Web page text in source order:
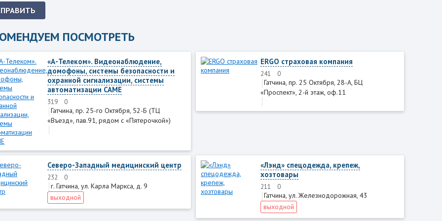
ПОСМОТРЕТЬ
«А-Телеком». Видеонаблюдение,
домофоны, системы безопасности и
охранной сигнализации, системы
автоматизации CAME
319 0
Гатчина, пр. 25-го Октября, 52-Б (ТЦ
«Въезд», пав.91, рядом с «Пятeрочкой»)
ERGO страховая компания
241 0
Гатчина, пр. 25 Октября, 28-А, БЦ
«Проспект», 2-й этаж, оф.11
Северо-Западный медицинский центр
232 0
г. Гатчина, ул. Карла Маркса, д. 9
выходной
«Лэнд» спецодежда, крепеж,
хозтовары
211 0
Гатчина, ул. Железнодорожная, 43
выходной